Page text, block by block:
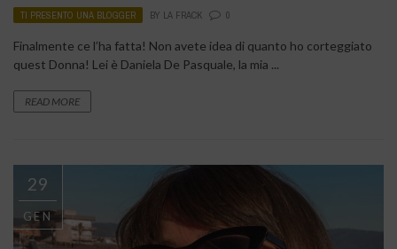
TI PRESENTO UNA BLOGGER BY LA FRACK 0
Finalmente ce l’ha fatta! Non avete idea di quanto ho corteggiato
quest Donna! Lei è Daniela De Pasquale, la mia ...
READ MORE
29
GEN